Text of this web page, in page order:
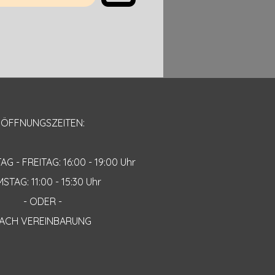
ÖFFNUNGSZEITEN:
- FREITAG: 16:00 - 19:00 Uhr
11:00 - 15:30 Uhr
- ODER -
VEREINBARUNG